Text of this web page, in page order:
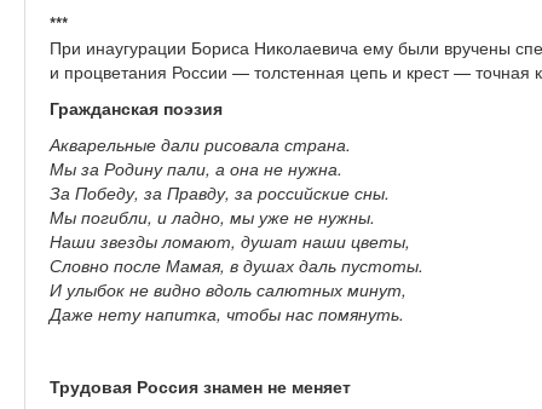
***
При инаугурации Бориса Николаевича ему были вручены
и процветания России — толстенная цепь и крест — точная
Гражданская поэзия
Акварельные дали рисовала страна.
Мы за Родину пали, а она не нужна.
За Победу, за Правду, за российские сны.
Мы погибли, и ладно, мы уже не нужны.
Наши звезды ломают, душат наши цветы,
Словно после Мамая, в душах даль пустоты.
И улыбок не видно вдоль салютных минут,
Даже нету напитка, чтобы нас помянуть.
Трудовая Россия знамен не меняет